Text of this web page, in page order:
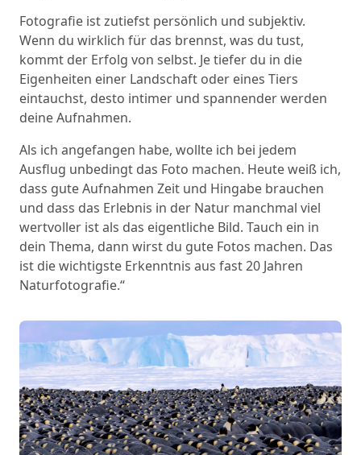
Fotografie ist zutiefst persönlich und subjektiv.
Wenn du wirklich für das brennst, was du tust,
kommt der Erfolg von selbst. Je tiefer du in die
Eigenheiten einer Landschaft oder eines Tiers
eintauchst, desto intimer und spannender werden
deine Aufnahmen.
Als ich angefangen habe, wollte ich bei jedem
Ausflug unbedingt das Foto machen. Heute weiß ich,
dass gute Aufnahmen Zeit und Hingabe brauchen
und dass das Erlebnis in der Natur manchmal viel
wertvoller ist als das eigentliche Bild. Tauch ein in
dein Thema, dann wirst du gute Fotos machen. Das
ist die wichtigste Erkenntnis aus fast 20 Jahren
Naturfotografie.“